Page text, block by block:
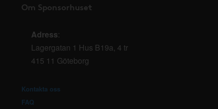
Om Sponsorhuset
Adress:
Lagergatan 1 Hus B19a, 4 tr
415 11 Göteborg
Kontakta oss
FAQ